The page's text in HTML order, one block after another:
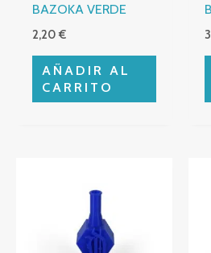
BAZOKA VERDE
2,20€
AÑADIR AL
CARRITO